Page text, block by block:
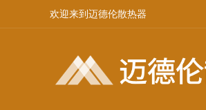
欢迎来到迈德伦散热器